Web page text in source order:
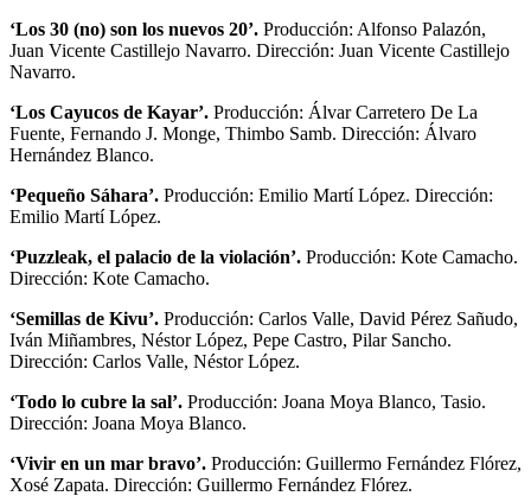
‘Los 30 (no) son los nuevos 20’. Producción: Alfonso Palazón,
Juan Vicente Castillejo Navarro. Dirección: Juan Vicente Castillejo
Navarro.
‘Los Cayucos de Kayar’. Producción: Álvar Carretero De La
Fuente, Fernando J. Monge, Thimbo Samb. Dirección: Álvaro
Hernández Blanco.
‘Pequeño Sáhara’. Producción: Emilio Martí López. Dirección:
Emilio Martí López.
‘Puzzleak, el palacio de la violación’. Producción: Kote Camacho.
Dirección: Kote Camacho.
‘Semillas de Kivu’. Producción: Carlos Valle, David Pérez Sañudo,
Iván Miñambres, Néstor López, Pepe Castro, Pilar Sancho.
Dirección: Carlos Valle, Néstor López.
‘Todo lo cubre la sal’. Producción: Joana Moya Blanco, Tasio.
Dirección: Joana Moya Blanco.
‘Vivir en un mar bravo’. Producción: Guillermo Fernández Flórez,
Xosé Zapata. Dirección: Guillermo Fernández Flórez.